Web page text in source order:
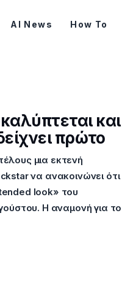
AI News How To
και
πρώτο
μια εκτενή
να ανακοινώνει ότι
look» του
Η αναμονή για το